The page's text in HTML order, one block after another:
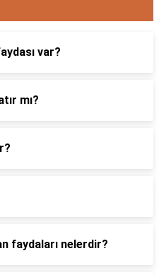
var?
mı?
faydaları nelerdir?